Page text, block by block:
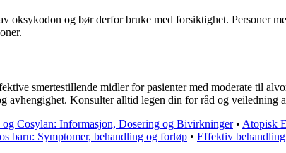
oksykodon og bør derfor bruke med forsiktighet. Personer
smertestillende midler for pasienter med moderate til
avhengighet. Konsulter alltid legen din for råd og veiledning
Cosylan: Informasjon, Dosering og Bivirkninger• Atopisk
barn: Symptomer, behandling og forløp • Effektiv